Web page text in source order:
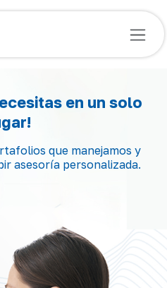
en un solo
que manejamos y
asesoría personalizada.